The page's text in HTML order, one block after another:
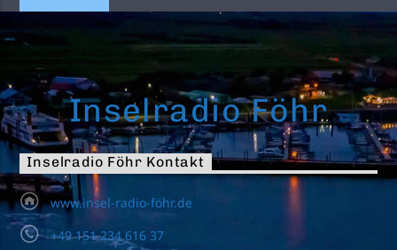
Inselradio Föhr
Inselradio Föhr Kontakt
www.insel-radio-föhr.de
+49 151 234 616 37